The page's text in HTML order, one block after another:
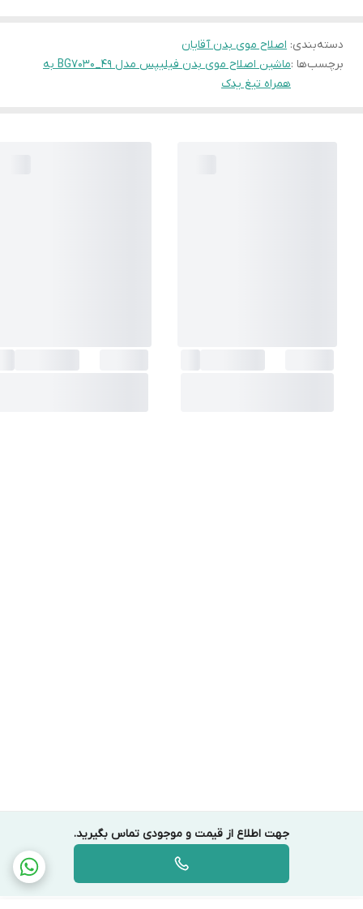
جهت اطلاع از قیمت و موجودی تماس بگیرید.
دسته‌بندی: اصلاح موی بدن آقایان
برچسب‌ها :
ماشین اصلاح موی بدن فیلیپس مدل 49_BG7030 به
همراه تیغ یدک